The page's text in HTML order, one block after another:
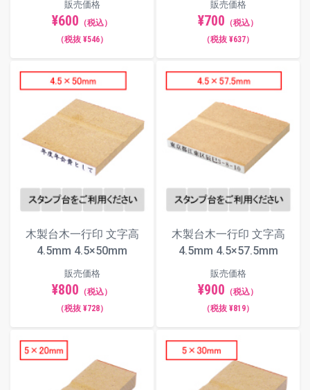
販売価格
¥600 （税込）
（税抜 ¥546）
販売価格
¥700 （税込）
（税抜 ¥637）
木製台木一行印 文字高
4.5mm 4.5×50mm
販売価格
¥800 （税込）
（税抜 ¥728）
木製台木一行印 文字高
4.5mm 4.5×57.5mm
販売価格
¥900 （税込）
（税抜 ¥819）